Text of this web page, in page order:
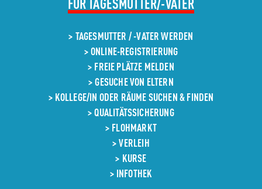
ÜBERSPRINGEN
TAGESMUTTER / -VATER WERDEN
ONLINE-REGISTRIERUNG
FREIE PLÄTZE MELDEN
GESUCHE VON ELTERN
KOLLEGE/IN ODER RÄUME SUCHEN & FINDEN
QUALITÄTSSICHERUNG
FLOHMARKT
VERLEIH
KURSE
INFOTHEK